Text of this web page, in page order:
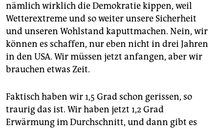
nämlich wirklich die Demokratie kippen, weil
Wetterextreme und so weiter unsere Sicherheit
und unseren Wohlstand kaputtmachen. Nein, wir
können es schaffen, nur eben nicht in drei Jahren
in den USA. Wir müssen jetzt anfangen, aber wir
brauchen etwas Zeit.
Faktisch haben wir 1,5 Grad schon gerissen, so
traurig das ist. Wir haben jetzt 1,2 Grad
Erwärmung im Durchschnitt, und dann gibt es